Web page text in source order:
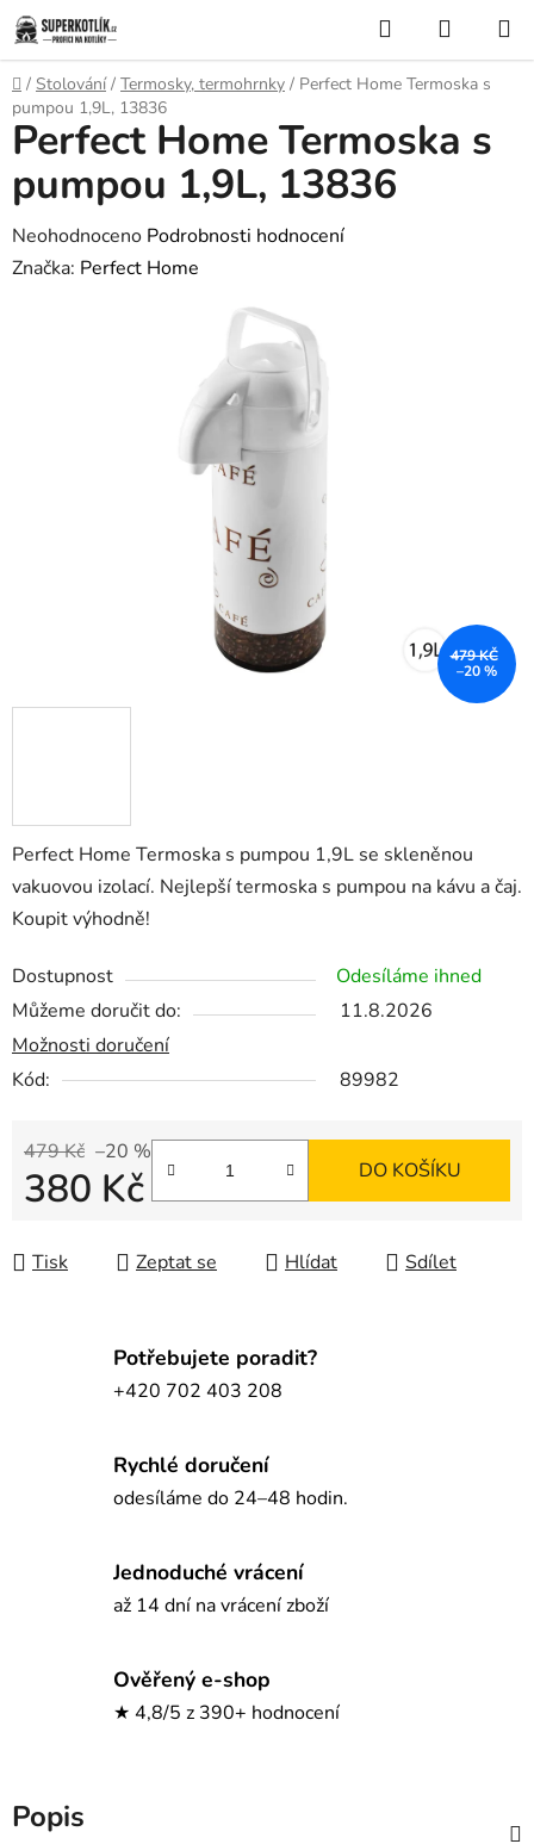
Přejít
na
obsah
Hledat
KOŠÍK
Domů
/ Stolování / Termosky, termohrnky / Perfect Home Termoska s
pumpou 1,9L, 13836
Perfect Home Termoska s pumpou 1,9L se skleněnou
vakuovou izolací. Nejlepší termoska s pumpou na kávu a čaj.
Koupit výhodně!
Dostupnost
Odesíláme ihned
Můžeme doručit do:
11.8.2026
Možnosti doručení
Kód:
89982
479 Kč –20 %
380 Kč DO KOŠÍKU
Tisk Zeptat se Hlídat Sdílet
Perfect Home Termoska s
pumpou 1,9L, 13836
Průměrné
hodnocení
Neohodnoceno Podrobnosti hodnocení
Značka: Perfect Home
479 KČ
–20 %
Potřebujete poradit?
+420 702 403 208
Rychlé doručení
odesíláme do 24–48 hodin.
Jednoduché vrácení
až 14 dní na vrácení zboží
Ověřený e-shop
★ 4,8/5 z 390+ hodnocení
Popis